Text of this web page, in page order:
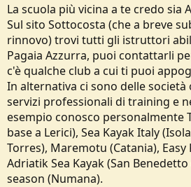
La scuola più vicina a te credo sia
Sul sito Sottocosta (che a breve
rinnovo) trovi tutti gli istruttori
Pagaia Azzurra, puoi contattarli
c'è qualche club a cui ti puoi
In alternativa ci sono delle società
servizi professionali di training e
esempio conosco personalmente
base a Lerici), Sea Kayak Italy
Torres), Maremotu (Catania), Easy
Adriatik Sea Kayak (San
season (Numana).